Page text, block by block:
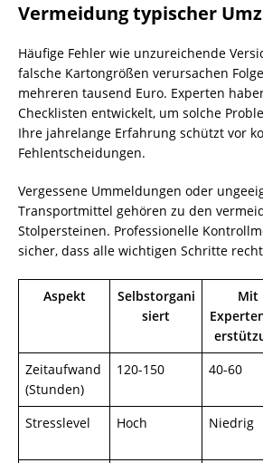
Vermeidung typischer
Häufige Fehler wie unzureichende
falsche Kartongrößen verursachen
mehreren tausend Euro. Experten
Checklisten entwickelt, um solche
Ihre jahrelange Erfahrung schützt vor
Fehlentscheidungen.
Vergessene Ummeldungen oder
Transportmittel gehören zu den
Stolpersteinen. Professionelle
sicher, dass alle wichtigen Schritte
Aspekt
Selbstorgani
siert
Mit
Zeitaufwand
(Stunden)
120-150 40-60
Stresslevel
Hoch Niedrig